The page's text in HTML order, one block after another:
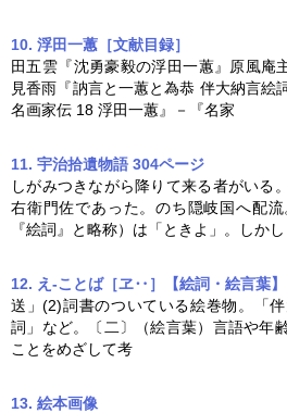
10. 浮田一蕙［文献目録］
田五雲『沈勇豪毅の浮田一蕙』原風庵
見香雨『訥言と一蕙と為恭 伴大納言絵
名画家伝 18 浮田一蕙』－『名家
11. 宇治拾遺物語 304ページ
しがみつきながら降りて来る者がいる
右衛門佐であった。のち隠岐国へ配流
『絵詞』と略称）は「ときよ」。しか
12. え‐ことば［ヱ‥］【絵詞・絵言葉】
送」(2)詞書のついている絵巻物。「
詞」など。〔二〕（絵言葉）言語や年
ことをめざして考
13. 絵本画像